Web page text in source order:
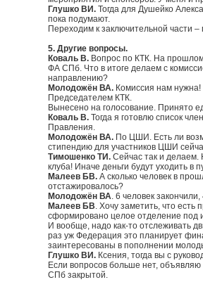
Глушко ВИ. Тогда для Душейко
пока подумают.
Переходим к заключительной части
5. Другие вопросы.
Коваль В. Вопрос по КТК. На
ФА СПб. Что в итоге делаем с
направлению?
Молодожён ВА. Комиссия нам
Председателем КТК.
Вынесено на голосование. Принято
Коваль В. Тогда я готовлю список
Правления.
Молодожён ВА. По ЦШИ. Есть ли
стипендию для участников ЦШИ
Тимошенко ТИ. Сейчас так и делаем.
клуба! Иначе деньги будут уходить в
Малеев БВ. А сколько человек в
отстажировалось?
Молодожён ВА. 6 человек
Малеев БВ. Хочу заметить, что
сформировано целое отделение под
И вообще, надо как-то отслеживать
раз уж Федерация это планирует
заинтересованы в пополнении
Глушко ВИ. Ксения, тогда вы с
Если вопросов больше нет,
СПб закрытой.